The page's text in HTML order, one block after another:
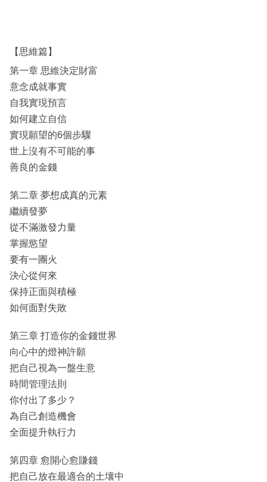
活
專
欄
閱
區
【思維篇】
第一章 思維決定財富
意念成就事實
自我實現預言
如何建立自信
實現願望的6個步驟
世上沒有不可能的事
善良的金錢
第二章 夢想成真的元素
繼續發夢
從不滿激發力量
掌握慾望
要有一團火
決心從何來
保持正面與積極
如何面對失敗
第三章 打造你的金錢世界
向心中的燈神許願
把自己視為一盤生意
時間管理法則
你付出了多少？
為自己創造機會
全面提升執行力
第四章 愈開心愈賺錢
把自己放在最適合的土壤中